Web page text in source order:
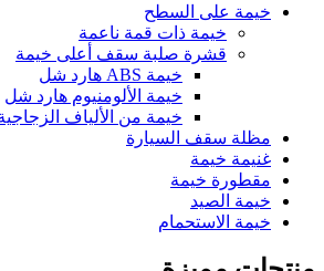
خيمة على السطح
خيمة ذات قمة ناعمة
قشرة صلبة سقف أعلى خيمة
خيمة ABS هارد شل
خيمة الألومنيوم هارد شل
خيمة من الألياف
مظلة سقف السيارة
غنيمة خيمة
مقطورة خيمة
خيمة الصيد
خيمة الاستحمام